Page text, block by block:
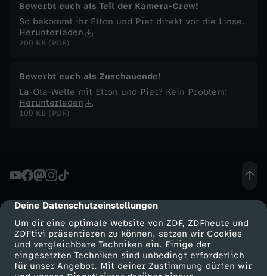
cmp-dialog-description
Deine Datenschutzeinstellungen
Um dir eine optimale Website von ZDF, ZDFheute und
ZDFtivi präsentieren zu können, setzen wir Cookies
und vergleichbare Techniken ein. Einige der
eingesetzten Techniken sind unbedingt erforderlich
für unser Angebot. Mit deiner Zustimmung dürfen wir
i
d
l
i
e
m
S
Bewerbt euch als Teil der Kamera-Crew!
So bekommt ihr Elton und Piet direkt vor die Linse.
Herunterladen
200 KB (PDF)
Bewerbt euch als Zuschauende!
La-Ola-Welle mit Elton und Piet? Kein Problem!
Herunterladen
100 KB (PDF)